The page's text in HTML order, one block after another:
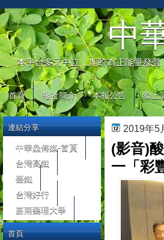
中
本平台多元中立，期盼為正能量發
首頁 報社簡介 本報公告 線上
2019年5
(影音)
一「彩
連結分享
中華鱻傳媒-首頁
台灣高鐵
臺鐵
台灣好行
嘉南藥理大學
首頁